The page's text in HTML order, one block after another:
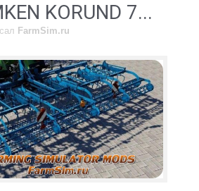
KORUND 7...
FarmSim.ru